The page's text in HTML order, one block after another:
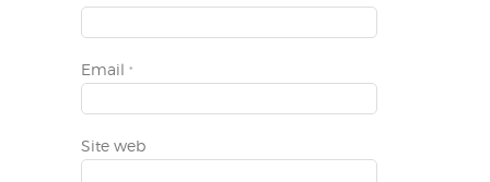
Email *
Site web